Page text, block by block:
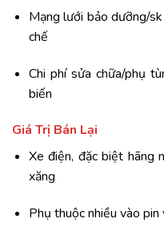
Mạng lưới bảo dưỡng/
chế
Chi phí sửa chữa/phụ
biến
Giá Trị Bán Lại
Xe điện, đặc biệt hãng
xăng
Phụ thuộc nhiều vào